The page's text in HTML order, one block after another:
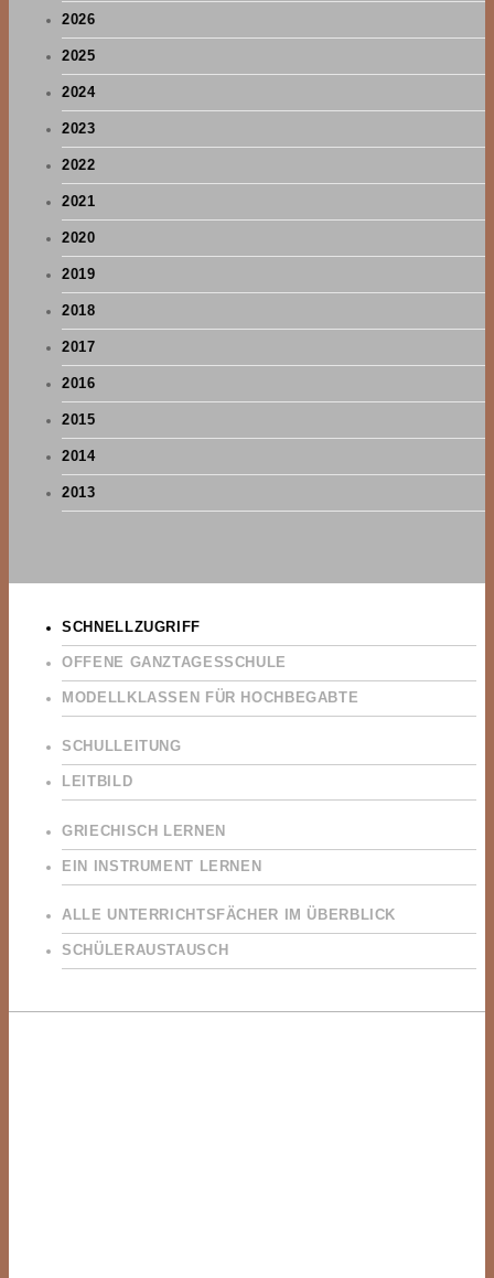
2026
2025
2024
2023
2022
2021
2020
2019
2018
2017
2016
2015
2014
2013
SCHNELLZUGRIFF
OFFENE GANZTAGESSCHULE
MODELLKLASSEN FÜR HOCHBEGABTE
SCHULLEITUNG
LEITBILD
GRIECHISCH LERNEN
EIN INSTRUMENT LERNEN
ALLE UNTERRICHTSFÄCHER IM ÜBERBLICK
SCHÜLERAUSTAUSCH